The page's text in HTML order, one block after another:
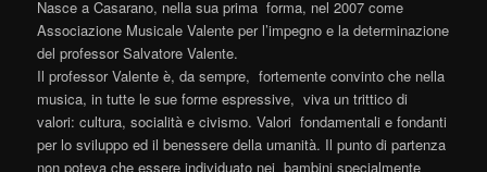
Nasce a Casarano, nella sua prima forma, nel 2007 come
Associazione Musicale Valente per l’impegno e la determinazione
del professor Salvatore Valente.
Il professor Valente è, da sempre, fortemente convinto che nella
musica, in tutte le sue forme espressive, viva un trittico di
valori: cultura, socialità e civismo. Valori fondamentali e fondanti
per lo sviluppo ed il benessere della umanità. Il punto di partenza
non poteva che essere individuato nei bambini specialmente